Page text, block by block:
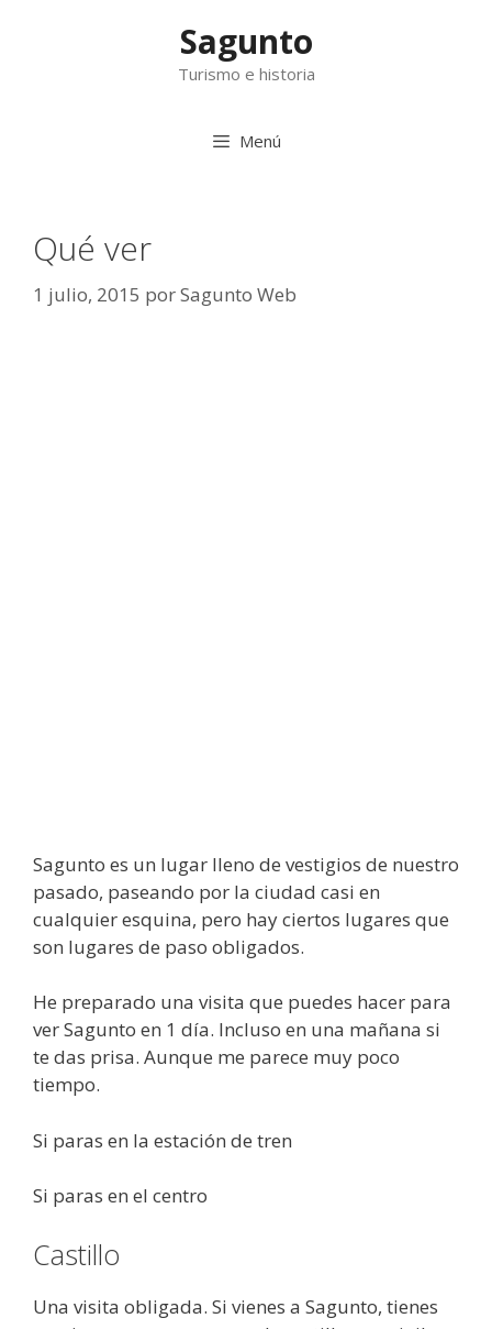
Sagunto
Turismo e historia
Menú
Qué ver
1 julio, 2015 porSagunto Web
Sagunto es un lugar lleno de vestigios de nuestro
pasado, paseando por la ciudad casi en
cualquier esquina, pero hay ciertos lugares que
son lugares de paso obligados.
He preparado una visita que puedes hacer para
ver Sagunto en 1 día. Incluso en una mañana si
te das prisa. Aunque me parece muy poco
tiempo.
Si paras en la estación de tren
Si paras en el centro
Castillo
Una visita obligada. Si vienes a Sagunto, tienes